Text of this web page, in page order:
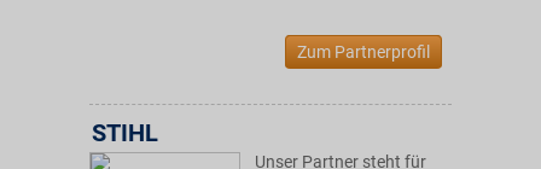
Zum Partnerprofil
STIHL
Unser Partner steht für